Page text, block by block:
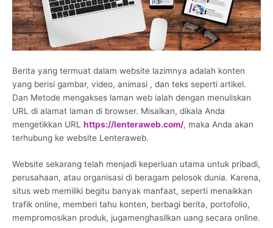
Berita yang termuat dalam website lazimnya adalah konten
yang berisi gambar, video, animasi , dan teks seperti artikel.
Dan Metode mengakses laman web ialah dengan menuliskan
URL di alamat laman di browser. Misalkan, dikala Anda
mengetikkan URL https://lenteraweb.com/, maka Anda akan
terhubung ke website Lenteraweb.
Website sekarang telah menjadi keperluan utama untuk pribadi,
perusahaan, atau organisasi di beragam pelosok dunia. Karena,
situs web memiliki begitu banyak manfaat, seperti menaikkan
trafik online, memberi tahu konten, berbagi berita, portofolio,
mempromosikan produk, jugamenghasilkan uang secara online.